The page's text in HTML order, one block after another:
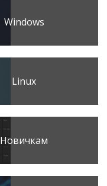
Windows
Linux
Новичкам